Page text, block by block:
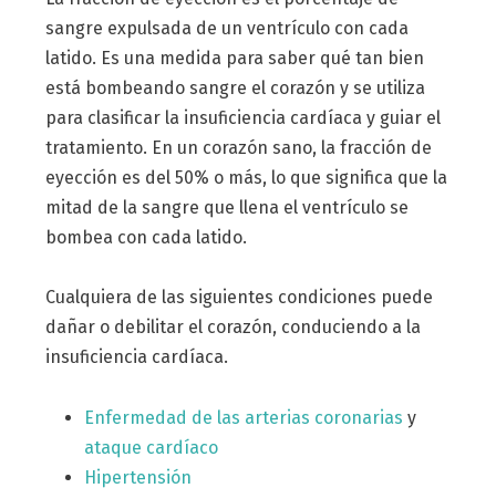
sangre expulsada de un ventrículo con cada
latido. Es una medida para saber qué tan bien
está bombeando sangre el corazón y se utiliza
para clasificar la insuficiencia cardíaca y guiar el
tratamiento. En un corazón sano, la fracción de
eyección es del 50% o más, lo que significa que la
mitad de la sangre que llena el ventrículo se
bombea con cada latido.
Cualquiera de las siguientes condiciones puede
dañar o debilitar el corazón, conduciendo a la
insuficiencia cardíaca.
Enfermedad de las arterias coronarias y
ataque cardíaco
Hipertensión